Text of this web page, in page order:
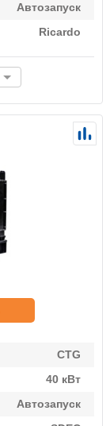
Автозапуск
Ricardo
CTG
40 кВт
Автозапуск